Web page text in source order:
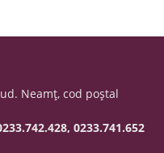
Neamţ, cod poştal
0233.741.652